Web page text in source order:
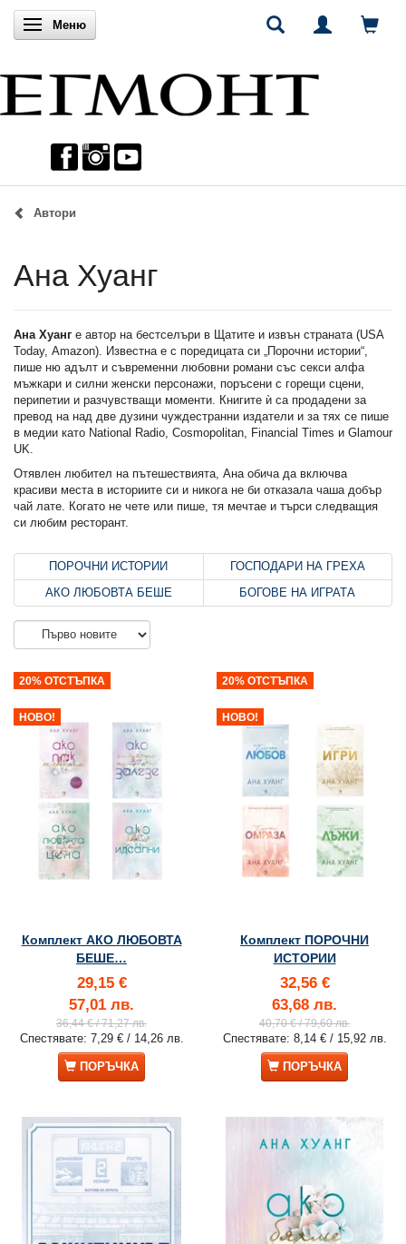
Включи навигацията
Меню
Автори
Ана Хуанг
Ана Хуанг е автор на бестселъри в Щатите и извън страната (USA
Today, Аmazon). Известна е с поредицата си „Порочни истории“,
пише ню адълт и съвременни любовни романи със секси алфа
мъжкари и силни женски персонажи, поръсени с горещи сцени,
перипетии и разчувстващи моменти. Книгите ѝ са продадени за
превод на над две дузини чуждестранни издатели и за тях се пише
в медии като National Radio , Cosmopolitan, Financial Times и Glamour
UK.
Отявлен любител на пътешествията, Ана обича да включва
красиви места в историите си и никога не би отказала чаша добър
чай лате. Когато не чете или пише, тя мечтае и търси следващия
си любим ресторант.
ПОРОЧНИ ИСТОРИИ
ГОСПОДАРИ НА ГРЕХА
АКО ЛЮБОВТА БЕШЕ
БОГОВЕ НА ИГРАТА
20% ОТСТЪПКА
НОВО!
Комплект АКО ЛЮБОВТА
БЕШЕ…
29,15 €
57,01 лв.
36,44 €/ 71,27 лв.
Спестявате: 7,29 € / 14,26 лв.
ПОРЪЧКА
20% ОТСТЪПКА
НОВО!
Комплект ПОРОЧНИ
ИСТОРИИ
32,56 €
63,68 лв.
40,70 €/ 79,60 лв.
Спестявате: 8,14 € / 15,92 лв.
ПОРЪЧКА